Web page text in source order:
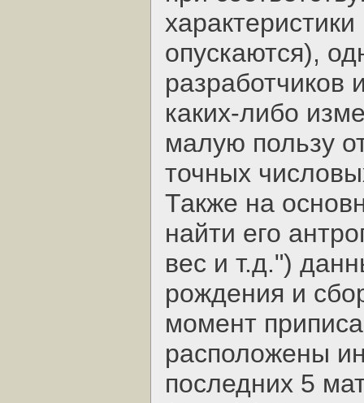
опускаются),
каких-либо
малую пользу
точных
Также на
найти его
вес и т.д.")
рождения и
момент
расположены
последних 5